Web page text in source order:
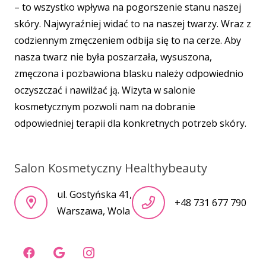
– to wszystko wpływa na pogorszenie stanu naszej
skóry. Najwyraźniej widać to na naszej twarzy. Wraz z
codziennym zmęczeniem odbija się to na cerze. Aby
nasza twarz nie była poszarzała, wysuszona,
zmęczona i pozbawiona blasku należy odpowiednio
oczyszczać i nawilżać ją. Wizyta w salonie
kosmetycznym pozwoli nam na dobranie
odpowiedniej terapii dla konkretnych potrzeb skóry.
Salon Kosmetyczny Healthybeauty
ul. Gostyńska 41,
Warszawa, Wola
+48 731 677 790